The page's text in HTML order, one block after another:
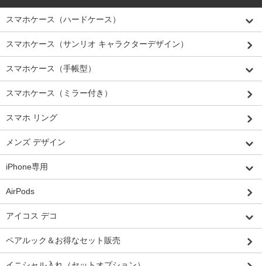
スマホケース（ハードケース）
スマホケース（サンリオ キャラクターデザイン）
スマホケース（手帳型）
スマホケース（ミラー付き）
スマホ リング
メンズ デザイン
iPhone専用
AirPods
アイコス デコ
ペアルック＆お得なセット販売